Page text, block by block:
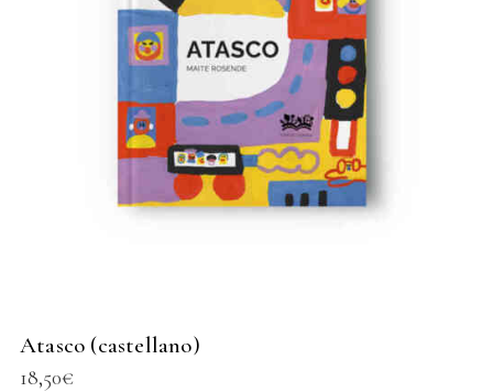
Atasco (castellano)
18,50€